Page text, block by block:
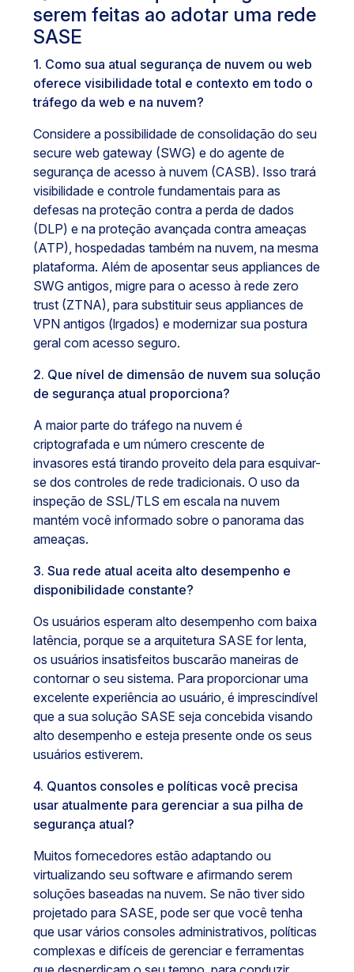
serem feitas ao adotar uma rede
SASE
1. Como sua atual segurança de nuvem ou web
oferece visibilidade total e contexto em todo o
tráfego da web e na nuvem?
Considere a possibilidade de consolidação do seu
secure web gateway (SWG) e do agente de
segurança de acesso à nuvem (CASB). Isso trará
visibilidade e controle fundamentais para as
defesas na proteção contra a perda de dados
(DLP) e na proteção avançada contra ameaças
(ATP), hospedadas também na nuvem, na mesma
plataforma. Além de aposentar seus appliances de
SWG antigos, migre para o acesso à rede zero
trust (ZTNA), para substituir seus appliances de
VPN antigos (lrgados) e modernizar sua postura
geral com acesso seguro.
2. Que nível de dimensão de nuvem sua solução
de segurança atual proporciona?
A maior parte do tráfego na nuvem é
criptografada e um número crescente de
invasores está tirando proveito dela para esquivar-
se dos controles de rede tradicionais. O uso da
inspeção de SSL/TLS em escala na nuvem
mantém você informado sobre o panorama das
ameaças.
3. Sua rede atual aceita alto desempenho e
disponibilidade constante?
Os usuários esperam alto desempenho com baixa
latência, porque se a arquitetura SASE for lenta,
os usuários insatisfeitos buscarão maneiras de
contornar o seu sistema. Para proporcionar uma
excelente experiência ao usuário, é imprescindível
que a sua solução SASE seja concebida visando
alto desempenho e esteja presente onde os seus
usuários estiverem.
4. Quantos consoles e políticas você precisa
usar atualmente para gerenciar a sua pilha de
segurança atual?
Muitos fornecedores estão adaptando ou
virtualizando seu software e afirmando serem
soluções baseadas na nuvem. Se não tiver sido
projetado para SASE, pode ser que você tenha
que usar vários consoles administrativos, políticas
complexas e difíceis de gerenciar e ferramentas